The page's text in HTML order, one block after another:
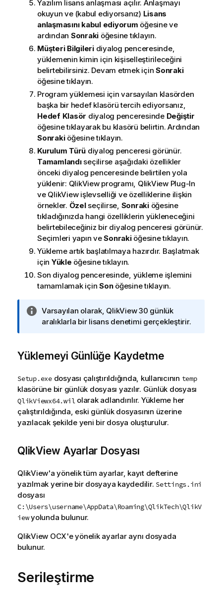
Yazılım lisans anlaşması açılır. Anlaşmayı
okuyun ve (kabul ediyorsanız) Lisans
anlaşmasını kabul ediyorum öğesine ve
ardından Sonraki öğesine tıklayın.
Müşteri Bilgileridiyalog penceresinde,
yüklemenin kimin için kişiselleştirileceğini
belirtebilirsiniz. Devam etmek için Sonraki
öğesine tıklayın.
Program yüklemesi için varsayılan klasörden
başka bir hedef klasörü tercih ediyorsanız,
Hedef Klasör diyalog penceresinde Değiştir
öğesine tıklayarak bu klasörü belirtin. Ardından
Sonrakiöğesine tıklayın.
Kurulum Türü diyalog penceresi görünür.
Tamamlandıseçilirse aşağıdaki özellikler
önceki diyalog penceresinde belirtilen yola
yüklenir: QlikView programı, QlikView Plug-In
ve QlikView işlevselliği ve özelliklerine ilişkin
örnekler. Özelseçilirse, Sonrakiöğesine
tıkladığınızda hangi özelliklerin yükleneceğini
belirtebileceğiniz bir diyalog penceresi görünür.
Seçimleri yapın veSonrakiöğesine tıklayın.
Yükleme artık başlatılmaya hazırdır. Başlatmak
için Yükle öğesine tıklayın.
Son diyalog penceresinde, yükleme işlemini
tamamlamak için Sonöğesine tıklayın.
B
i
i
o
t
u
Varsayılan olarak, QlikView30 günlük
aralıklarla bir lisans denetimi gerçekleştirir.
Yüklemeyi Günlüğe Kaydetme
Setup.exedosyası çalıştırıldığında, kullanıcının temp
klasörüne bir günlük dosyası yazılır. Günlük dosyası
QlikViewx64.wil olarak adlandırılır. Yükleme her
çalıştırıldığında, eski günlük dosyasının üzerine
yazılacak şekilde yeni bir dosya oluşturulur.
QlikView Ayarlar Dosyası
QlikView'a yönelik tüm ayarlar, kayıt defterine
yazılmak yerine bir dosyaya kaydedilir. Settings.ini
dosyası
C:\Users\username\AppData\Roaming\QlikTech\QlikV
iewyolunda bulunur.
QlikView OCX'e yönelik ayarlar aynı dosyada
bulunur.
Serileştirme